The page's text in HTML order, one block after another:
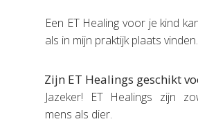
Een ET Healing voor je kind
als in mijn praktijk plaats vinden.
Zijn ET Healings geschikt
Jazeker! ET Healings zijn
mens als dier.